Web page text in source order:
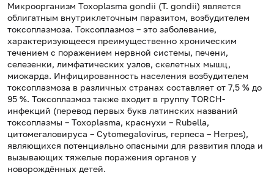
Микроорганизм Toxoplasma gondii (T. gondii) является
облигатным внутриклеточным паразитом, возбудителем
токсоплазмоза. Токсоплазмоз – это заболевание,
характеризующееся преимущественно хроническим
течением с поражением нервной системы, печени,
селезенки, лимфатических узлов, скелетных мышц,
миокарда. Инфицированность населения возбудителем
токсоплазмоза в различных странах составляет от 7,5 % до
95 %. Токсоплазмоз также входит в группу TORCH-
инфекций (перевод первых букв латинских названий
токсоплазмы – Toxoplasma, краснухи – Rubella,
цитомегаловируса – Cytomegalovirus, герпеса – Herpes),
являющихся потенциально опасными для развития плода и
вызывающих тяжелые поражения органов у
новорождённых детей.